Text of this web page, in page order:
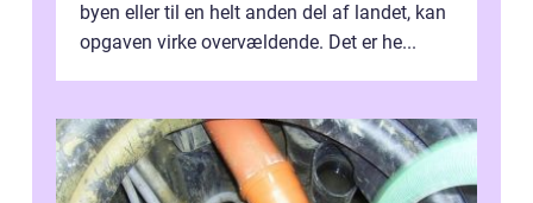
byen eller til en helt anden del af landet, kan
opgaven virke overvældende. Det er he...